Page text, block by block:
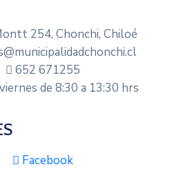
254, Chonchi, Chiloé
652 671255
de 8:30 a 13:30 hrs
Facebook